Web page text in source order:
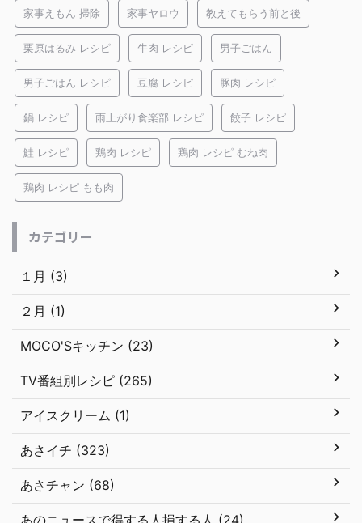
家事えもん 掃除 家事ヤロウ 教えてもらう前と後
栗原はるみ レシピ 牛肉 レシピ 男子ごはん
男子ごはん レシピ 豆腐 レシピ 豚肉 レシピ
鍋 レシピ 雨上がり食楽部 レシピ 餃子 レシピ
鮭 レシピ 鶏肉 レシピ 鶏肉 レシピ むね肉
鶏肉 レシピ もも肉
カテゴリー
１月 (3)
２月 (1)
MOCO'Sキッチン (23)
TV番組別レシピ (265)
アイスクリーム (1)
あさイチ (323)
あさチャン (68)
あのニュースで得する人損する人 (24)